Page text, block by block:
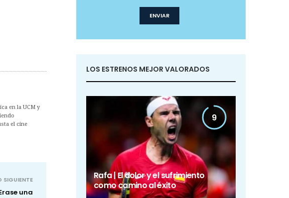
en la UCM y
el cine
SIGUIENTE
una
LOS ESTRENOS MEJOR VALORADOS
9
Rafa | El dolor y el sufrimiento
como camino al éxito